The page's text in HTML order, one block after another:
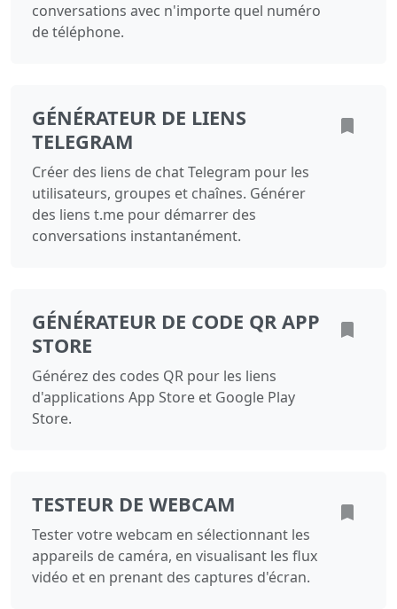
conversations avec n'importe quel numéro
de téléphone.
GÉNÉRATEUR DE LIENS
TELEGRAM
Créer des liens de chat Telegram pour les
utilisateurs, groupes et chaînes. Générer
des liens t.me pour démarrer des
conversations instantanément.
GÉNÉRATEUR DE CODE QR APP
STORE
Générez des codes QR pour les liens
d'applications App Store et Google Play
Store.
TESTEUR DE WEBCAM
Tester votre webcam en sélectionnant les
appareils de caméra, en visualisant les flux
vidéo et en prenant des captures d'écran.